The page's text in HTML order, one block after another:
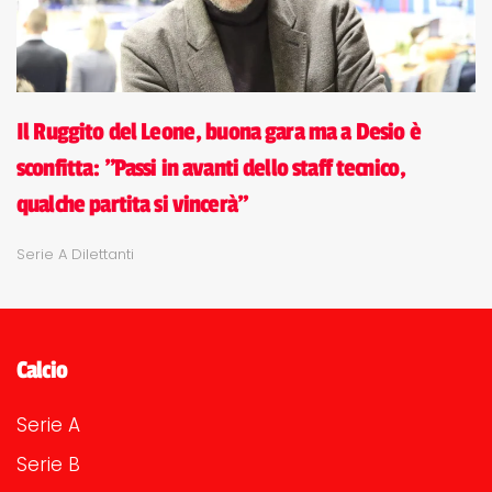
Il Ruggito del Leone, buona gara ma a Desio è
sconfitta: "Passi in avanti dello staff tecnico,
qualche partita si vincerà"
Serie A Dilettanti
Calcio
Serie A
Serie B